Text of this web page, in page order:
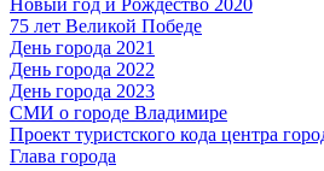
Новый год и Рождество 2020
75 лет Великой Победе
День города 2021
День города 2022
День города 2023
СМИ о городе Владимире
Проект туристского кода центра
Глава города